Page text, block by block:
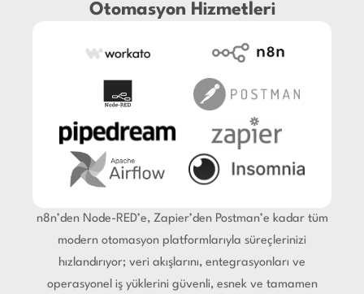
Otomasyon Hizmetleri
n8n’den Node-RED’e, Zapier’den Postman’e kadar tüm
modern otomasyon platformlarıyla süreçlerinizi
hızlandırıyor; veri akışlarını, entegrasyonları ve
operasyonel iş yüklerini güvenli, esnek ve tamamen